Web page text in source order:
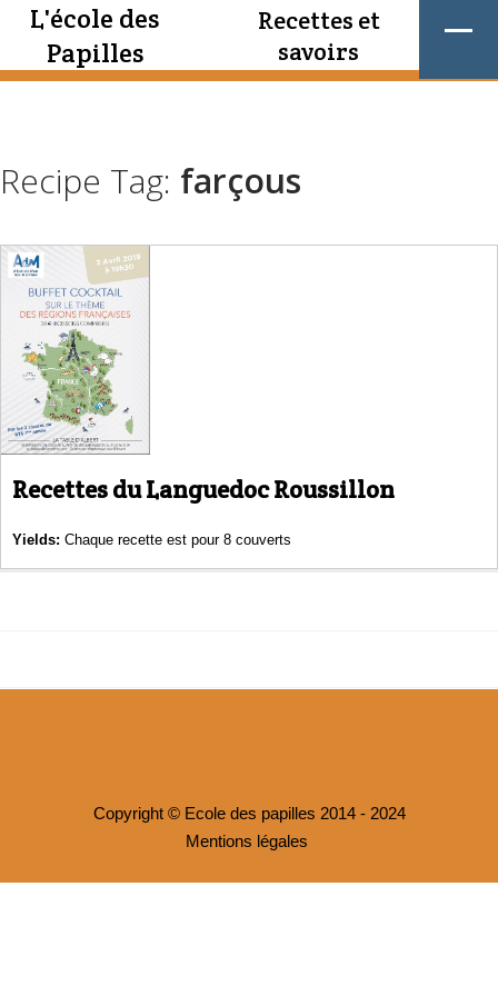
L'école des
Papilles
Recettes et
savoirs
Recipe Tag: farçous
Recettes du Languedoc Roussillon
Yields: Chaque recette est pour 8 couverts
Copyright © Ecole des papilles 2014 - 2024
Mentions légales